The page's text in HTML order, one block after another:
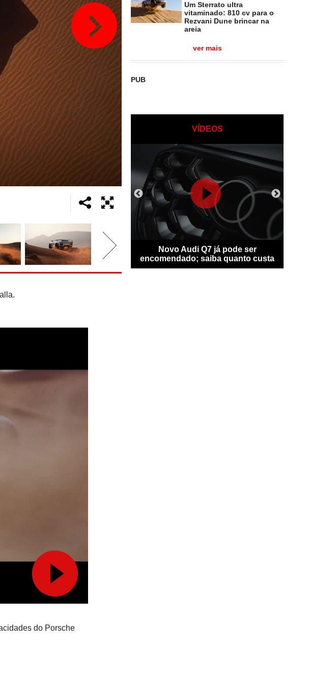
do Porsche
Um Sterrato ultra
vitaminado: 810 cv para o
Rezvani Dune brincar na
areia
ver mais
PUB
VÍDEOS
Destrier: Bolide transfigura-se
escultura de velocidade
Novo Audi Q7 já pode ser
encomendado; saiba quanto custa